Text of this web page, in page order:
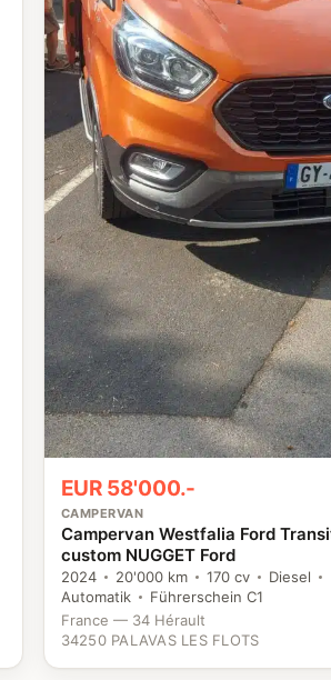
EUR 58'000.-
CAMPERVAN
Campervan Westfalia Ford
custom NUGGET Ford
2024 20'000 km 170 cv
Diesel
Automatik
Führerschein C1
France — 34 Hérault
34250 PALAVAS LES FLOTS